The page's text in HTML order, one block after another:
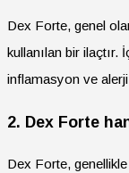
Dex Forte, genel
kullanılan bir ilaçtır.
inflamasyon ve alerji
2. Dex Forte
Dex Forte,